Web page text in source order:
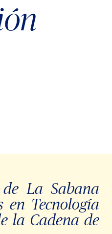
La Sabana
en Tecnología
la Cadena de